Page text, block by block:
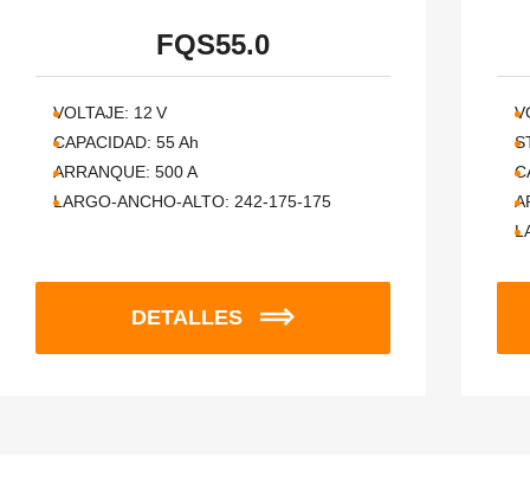
FQS55.0
VOLTAJE: 12 V
CAPACIDAD: 55Ah
ARRANQUE: 500A
LARGO-ANCHO-ALTO: 242-175-175
DETALLES